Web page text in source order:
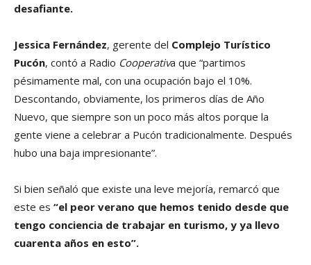
desafiante.
Jessica Fernández, gerente del Complejo Turístico
Pucón, contó a Radio Cooperativa que “partimos
pésimamente mal, con una ocupación bajo el 10%.
Descontando, obviamente, los primeros días de Año
Nuevo, que siempre son un poco más altos porque la
gente viene a celebrar a Pucón tradicionalmente. Después
hubo una baja impresionante”.
Si bien señaló que existe una leve mejoría, remarcó que
este es “el peor verano que hemos tenido desde que
tengo conciencia de trabajar en turismo, y ya llevo
cuarenta años en esto”.